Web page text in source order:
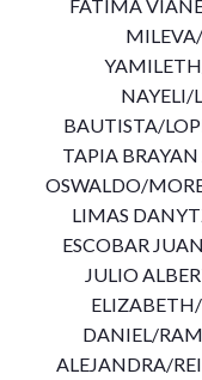
FÁTIMA
NAYELI/
BAUTISTA/
TAPIA
OSWALDO/
LIMAS
ESCOBAR
JULIO
DANIEL/
ALEJANDRA/